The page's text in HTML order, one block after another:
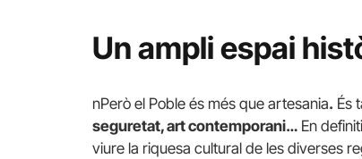
Un ampli espai
nPerò el Poble és més que artesania. És
seguretat, art contemporani… En
viure la riquesa cultural de les diverses